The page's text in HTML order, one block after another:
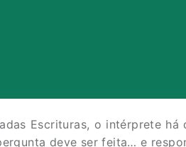
Escrituras, o intérprete
deve ser feita… e